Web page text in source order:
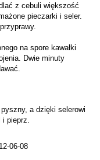
z cebuli większość
pieczarki i seler.
na spore kawałki
Dwie minuty
a dzięki selerowi
i pieprz.
06-08